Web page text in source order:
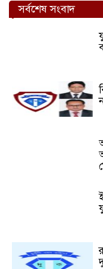
সর্বশেষ সংবাদ